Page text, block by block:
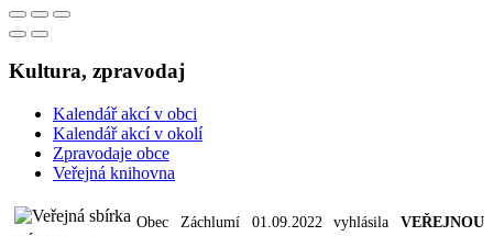
Kultura, zpravodaj
Kalendář akcí v obci
Kalendář akcí v okolí
Zpravodaje obce
Veřejná knihovna
Obec Záchlumí 01.09.2022 vyhlásila VEŘEJNOU